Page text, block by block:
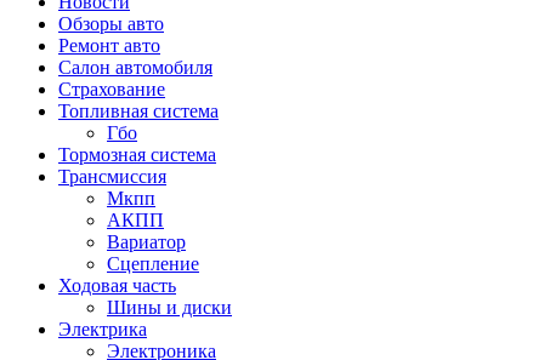
Обзоры авто
Ремонт авто
Салон автомобиля
Страхование
Топливная система
Гбо
Тормозная система
Трансмиссия
Мкпп
АКПП
Вариатор
Сцепление
Ходовая часть
Шины и диски
Электрика
Электроника